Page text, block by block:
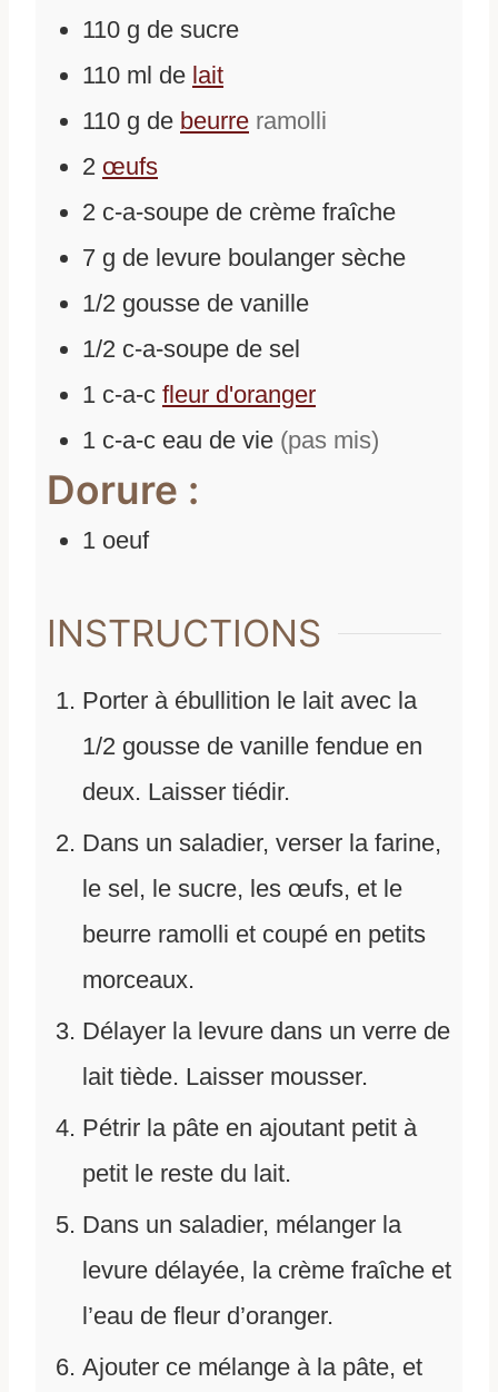
110 g de sucre
110 ml de lait
110 g de beurre ramolli
2 œufs
2 c-a-soupe de crème fraîche
7 g de levure boulanger sèche
1/2 gousse de vanille
1/2 c-a-soupe de sel
1 c-a-c fleur d'oranger
1 c-a-c eau de vie (pas mis)
Dorure :
1 oeuf
INSTRUCTIONS
Porter à ébullition le lait avec la
1/2 gousse de vanille fendue en
deux. Laisser tiédir.
Dans un saladier, verser la farine,
le sel, le sucre, les œufs, et le
beurre ramolli et coupé en petits
morceaux.
Délayer la levure dans un verre de
lait tiède. Laisser mousser.
Pétrir la pâte en ajoutant petit à
petit le reste du lait.
Dans un saladier, mélanger la
levure délayée, la crème fraîche et
l’eau de fleur d’oranger.
Ajouter ce mélange à la pâte, et